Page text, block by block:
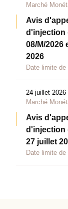
Marché
Avis
d'injection
08/M/2026
2026
Date limite
24 juillet 2026
Marché
Avis
d'injection
27 juillet
Date limite